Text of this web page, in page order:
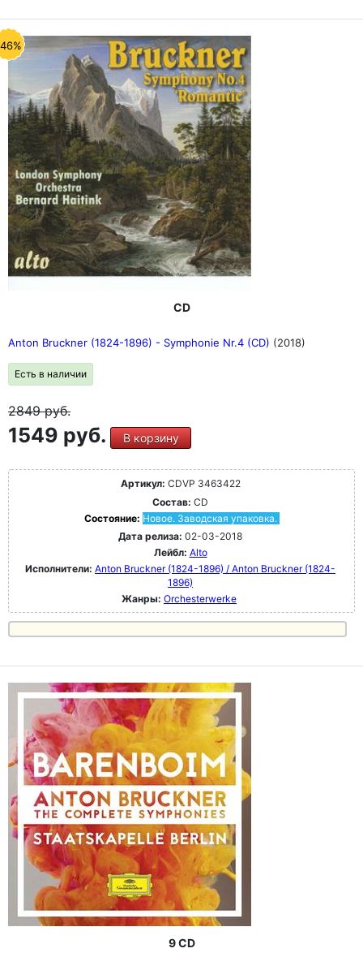
CD
Anton Bruckner (1824-1896) - Symphonie Nr.4 (CD) (2018)
Есть в наличии
2849руб.
1549 руб. В корзину
Артикул: CDVP 3463422
Состав: CD
Состояние: Новое. Заводская упаковка.
Дата релиза: 02-03-2018
Лейбл: Alto
Исполнители: Anton Bruckner (1824-1896) / Anton Bruckner (1824-
1896)
Жанры: Orchesterwerke
9 CD